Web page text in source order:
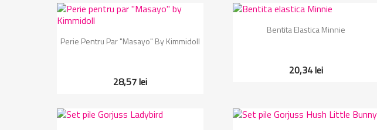
Vizualizare rapida
Perie Pentru Par "Masayo" By Kimmidoll
28,57 lei
Vizualizare rapida
Bentita Elastica Minnie
20,34 lei